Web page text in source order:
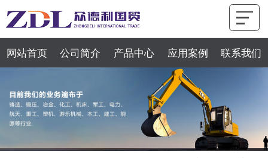
网站首页 公司简介 产品中心 应用案例 联系我们